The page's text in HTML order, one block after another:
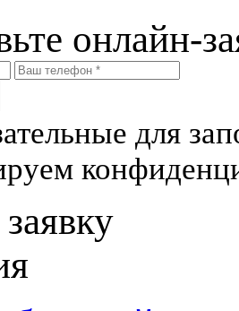
онлайн-
для